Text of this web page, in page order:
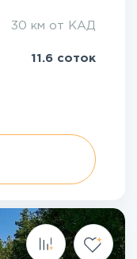
30 км от КАД
11.6 соток